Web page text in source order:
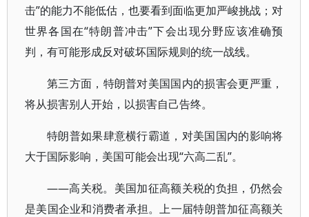
击”的能力不能低估，也要看到面临更加严峻挑战；对
世界各国在“特朗普冲击”下会出现分野应该准确预
判，有可能形成反对破坏国际规则的统一战线。
第三方面，特朗普对美国国内的损害会更严重，
将从损害别人开始，以损害自己告终。
特朗普如果肆意横行霸道，对美国国内的影响将
大于国际影响，美国可能会出现“六高二乱”。
——高关税。美国加征高额关税的负担，仍然会
是美国企业和消费者承担。上一届特朗普加征高额关